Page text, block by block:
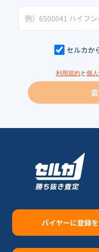
セルカか
利用規約と 個
バイヤーに登録